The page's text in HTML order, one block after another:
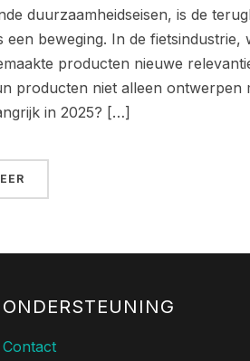
duurzaamheidseisen, is de
beweging. In de fietsindustrie,
producten nieuwe
producten niet alleen ontwerpen
in 2025? […]
ONDERSTEUNING
Contact